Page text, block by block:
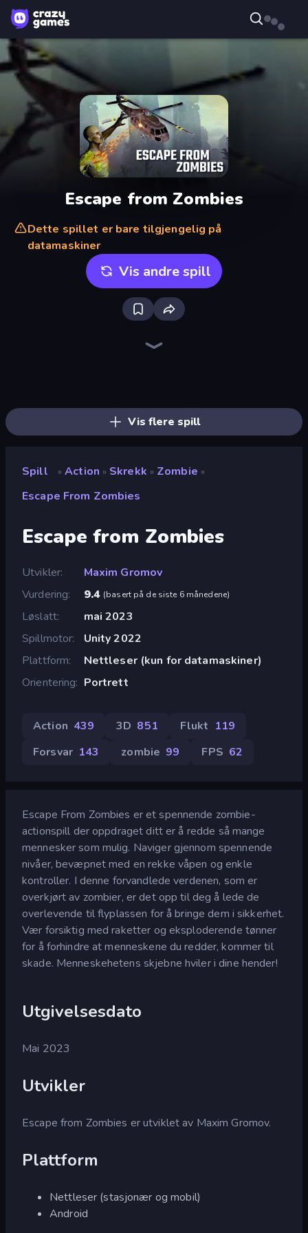
Escape from Zombies
Dette spillet er bare tilgjengelig på
datamaskiner
Vis andre spill
Vis flere spill
Spill » Action » Skrekk » Zombie »
Escape From Zombies
Escape from Zombies
Utvikler
Maxim Gromov
Vurdering
9.4 (basert på de siste 6 månedene)
Løslatt
mai 2023
Spillmotor
Unity 2022
Plattform
Nettleser (kun for datamaskiner)
Orientering
Portrett
Action 439 3D 851 Flukt 119
Forsvar 143 zombie 99 FPS 62
Escape From Zombies er et spennende zombie-
actionspill der oppdraget ditt er å redde så mange
mennesker som mulig. Naviger gjennom spennende
nivåer, bevæpnet med en rekke våpen og enkle
kontroller. I denne forvandlede verdenen, som er
overkjørt av zombier, er det opp til deg å lede de
overlevende til flyplassen for å bringe dem i sikkerhet.
Vær forsiktig med raketter og eksploderende tønner
for å forhindre at menneskene du redder, kommer til
skade. Menneskehetens skjebne hviler i dine hender!
Utgivelsesdato
Mai 2023
Utvikler
Escape from Zombies er utviklet av Maxim Gromov.
Plattform
Nettleser (stasjonær og mobil)
Android